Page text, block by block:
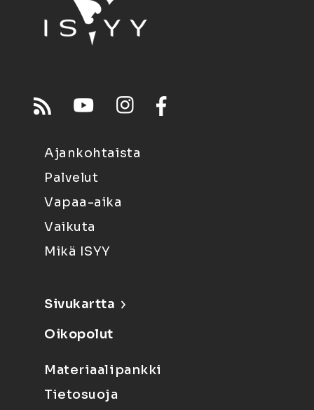
Ajankohtaista
Palvelut
Vapaa-aika
Vaikuta
Mikä ISYY
Sivukartta
Oikopolut
Materiaalipankki
Tietosuoja